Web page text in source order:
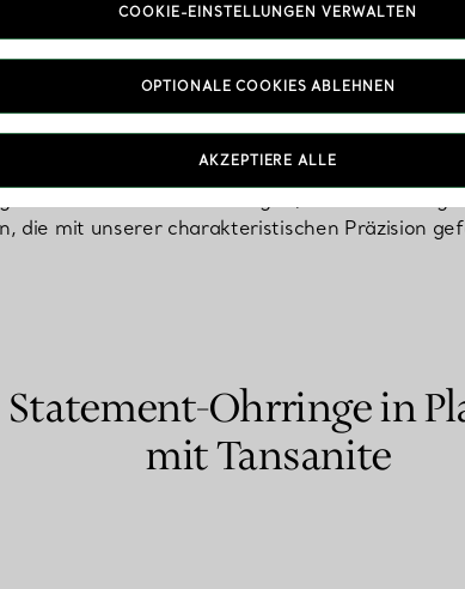
Tiffany-Diamantenexperten.
Ihrem Stil mehr Ausdruck als Statement-
die mit unserer charakteristischen Präzision
Statement-Ohrringe in
mit Tansanite
COOKIE-EINSTELLUNGEN VERWALTEN
OPTIONALE COOKIES ABLEHNEN
AKZEPTIERE ALLE